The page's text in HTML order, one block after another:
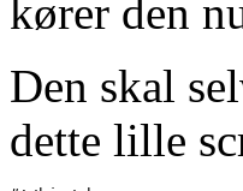
kører den
Den skal
dette lille